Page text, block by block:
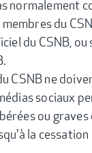
normalement
du
du CSNB,
CSNB ne
sociaux
ou
la